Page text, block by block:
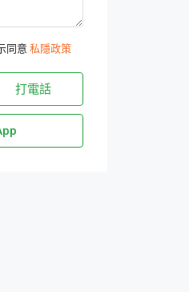
同意 私隱政策
打電話